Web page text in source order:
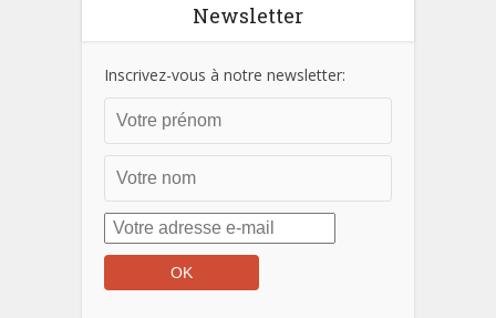
Newsletter
Inscrivez-vous à notre newsletter: